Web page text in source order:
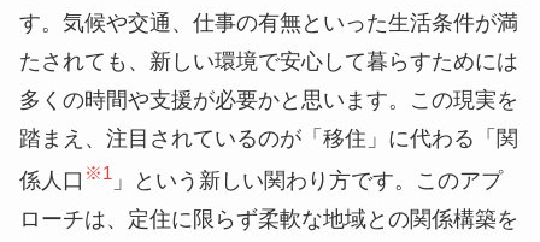
す。気候や交通、仕事の有無といった生活条件が満
たされても、新しい環境で安心して暮らすためには
多くの時間や支援が必要かと思います。この現実を
踏まえ、注目されているのが「移住」に代わる「関
係人口 ※1 」という新しい関わり方です。このアプ
ローチは、定住に限らず柔軟な地域との関係構築を